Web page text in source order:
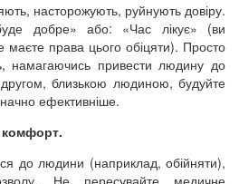
насторожують, руйнують довіру.
добре» або: «Час лікує» (ви
права цього обіцяти). Просто
намагаючись привести людину до
близькою людиною, будуйте
ефективніше.
до людини (наприклад, обійняти),